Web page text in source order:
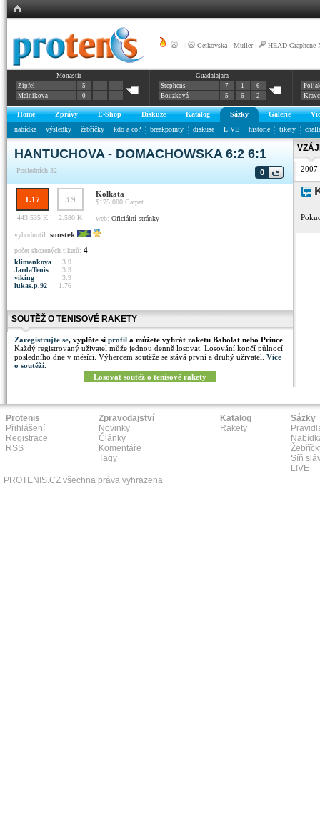
- Cetkovska - Muller| HEAD Graphene
Monastir
Zipfel
5
Melnikova
0
Guadalajara
Stephens
7 1
6
Bouzková
5 6 2
Home Zprávy E-Shop Diskuze Katalog Sázky Galerie
nabídka
výsledky žebříčky kdo a co? breakpointy diskuse L!VE historie tikety
HANTUCHOVA - DOMACHOWSKA 6:2 6:1
Posledních 32 0
1.17 3.9
Kolkata
$175,000 Carpet
443.535 K
2.580 K web: Oficiální stránky
vyhodnotil: soustek
počet shozených tiketů: 4
klimankova
3.9
JardaTenis
3.9
viking
3.9
lukas.p.92
1.76
SOUTĚŽ O TENISOVÉ RAKETY
Zaregistrujte se, vyplňte si profil a můžete vyhrát raketu Babolat nebo Prince
Každý registrovaný uživatel může jednou denně losovat. Losování končí půlnocí
posledního dne v měsíci. Výhercem soutěže se stává první a druhý uživatel. Více
o soutěži
Losovat soutěž o tenisové rakety
2007
Protenis
Přihlášení
Registrace
RSS
Zpravodajství
Novinky
Články
Komentáře
Tagy
Katalog
Rakety
Sázky
Síň
L!VE
PROTENIS.CZ všechna práva vyhrazena